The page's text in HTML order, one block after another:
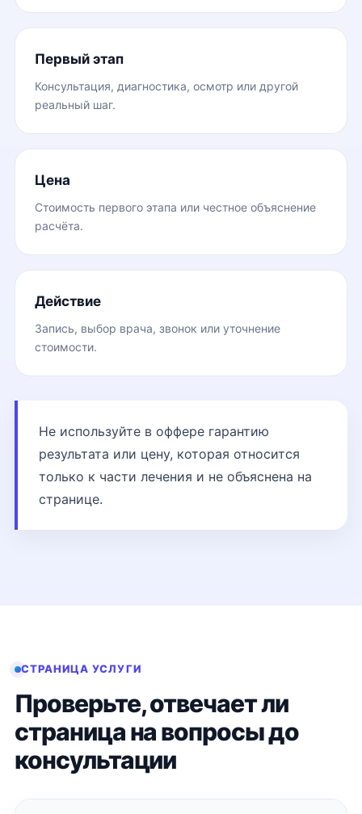
Первый этап
Консультация, диагностика, осмотр или другой
реальный шаг.
Цена
Стоимость первого этапа или честное объяснение
расчёта.
Действие
Запись, выбор врача, звонок или уточнение
стоимости.
Не используйте в оффере гарантию
результата или цену, которая относится
только к части лечения и не объяснена на
странице.
СТРАНИЦА УСЛУГИ
Проверьте, отвечает ли
страница на вопросы до
консультации